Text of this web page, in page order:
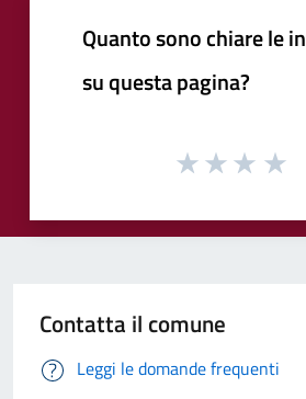
Quanto sono chiare le
su questa pagina?
Contatta il comune
Leggi le domande frequenti